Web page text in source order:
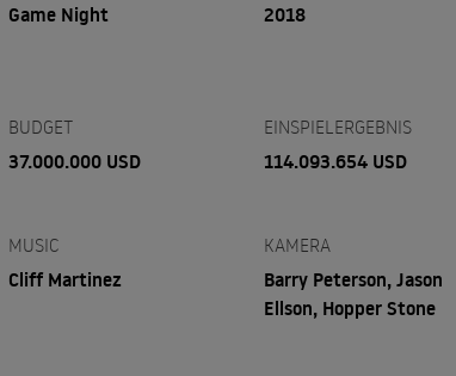
Game Night 2018
BUDGET
37.000.000 USD
EINSPIELERGEBNIS
114.093.654 USD
MUSIC
Cliff Martinez
KAMERA
Barry Peterson, Jason
Ellson, Hopper Stone